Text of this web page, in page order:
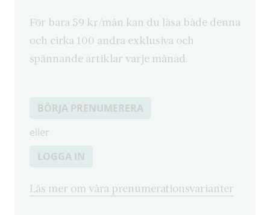
För bara 59 kr/mån kan du läsa både denna
och cirka 100 andra exklusiva och
spännande artiklar varje månad.
BÖRJA PRENUMERERA
eller
LOGGA IN
Läs mer om våra prenumerationsvarianter